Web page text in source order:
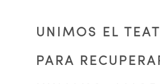
UNIMOS EL
PARA